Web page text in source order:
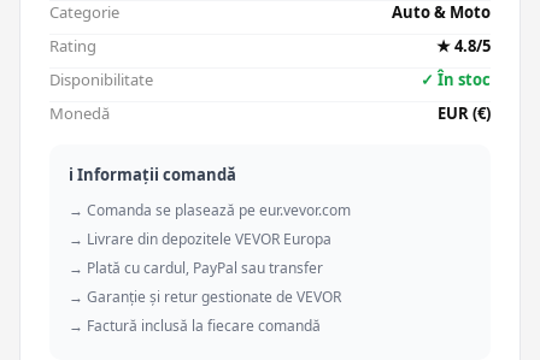
Categorie
Auto & Moto
Rating
★ 4.8/5
Disponibilitate
✓ În stoc
Monedă
EUR (€)
ℹ️ Informații comandă
→ Comanda se plasează pe eur.vevor.com
→ Livrare din depozitele VEVOR Europa
→ Plată cu cardul, PayPal sau transfer
→ Garanție și retur gestionate de VEVOR
→ Factură inclusă la fiecare comandă